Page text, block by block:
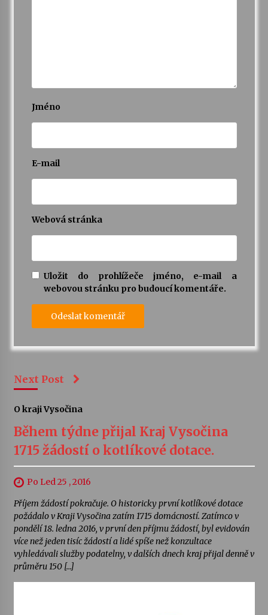
Jméno
E-mail
Webová stránka
Uložit do prohlížeče jméno, e-mail a
webovou stránku pro budoucí komentáře.
Next Post
O kraji Vysočina
Během týdne přijal Kraj Vysočina
1715 žádostí o kotlíkové dotace.
Po Led 25 , 2016
Příjem žádostí pokračuje. O historicky první kotlíkové dotace
požádalo v Kraji Vysočina zatím 1715 domácností. Zatímco v
pondělí 18. ledna 2016, v první den příjmu žádostí, byl evidován
více než jeden tisíc žádostí a lidé spíše než konzultace
vyhledávali služby podatelny, v dalších dnech kraj přijal denně v
průměru 150 […]